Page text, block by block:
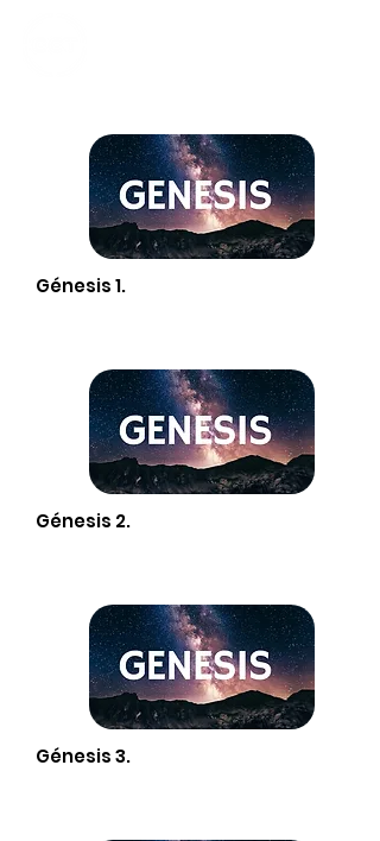
Génesis 1.
Génesis 2.
Génesis 3.